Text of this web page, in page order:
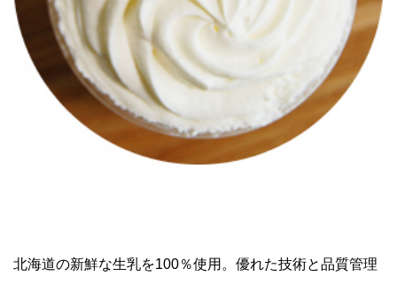
北海道の新鮮な生乳を100％使用。優れた技術と品質管理